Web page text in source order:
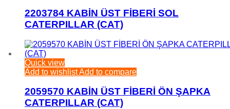
2203784 KABİN ÜST FİBERİ SOL
CATERPILLAR (CAT)
Quick view
Add to wishlistAdd to compare
2059570 KABİN ÜST FİBERİ ÖN ŞAPKA
CATERPILLAR (CAT)